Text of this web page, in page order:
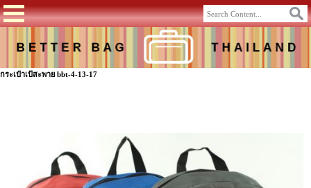
กระเป๋าเป้สะพาย bbt-4-13-17